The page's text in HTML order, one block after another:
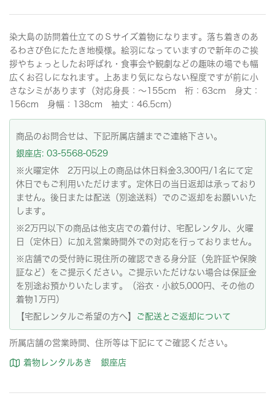
染大島の訪問着仕立てのＳサイズ着物になります。落ち着きのあ
るわさび色にたたき地模様。絵羽になっていますので新年のご挨
拶やちょっとしたお呼ばれ・食事会や観劇などの趣味の場でも幅
広くお召しになれます。上あまり気にならない程度ですが前に小
さなシミがあります（対応身長：～155cm 裄：63cm 身丈：
156cm 身幅：138cm 袖丈：46.5cm）
商品のお問合せは、下記所属店舗までご連絡下さい。
銀座店: 03-5568-0529
※火曜定休 2万円以上の商品は休日料金3,300円/1名にて定
休日でもご利用いただけます。定休日の当日返却は承っており
ません。後日または配送（別途送料）でのご返却をお願いいた
します。
※2万円以下の商品は他支店での着付け、宅配レンタル、火曜
日（定休日）に加え営業時間外での対応を行っておりません。
※店舗での受付時に現住所の確認できる身分証（免許証や保険
証など）をご提示ください。ご提示いただけない場合は保証金
を別途お預かりいたします。（浴衣・小紋5,000円、その他の
着物1万円）
【宅配レンタルご希望の方へ】
ご配送とご返却について
所属店舗の営業時間、住所等は下記にてご確認ください。
着物レンタルあき 銀座店